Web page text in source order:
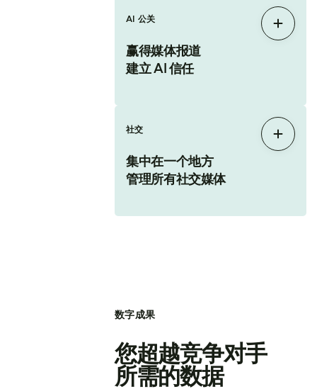
AI 公关
赢得媒体报道
建立 AI 信任
展开
社交
集中在一个地方
管理所有社交媒体
展开
数字成果
您超越竞争对手
所需的数据